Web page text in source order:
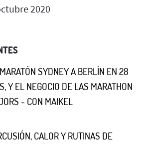
2020
SYDNEY A BERLÍN EN 28
Y EL NEGOCIO DE LAS MARATHON
- CON MAIKEL
CALOR Y RUTINAS DE